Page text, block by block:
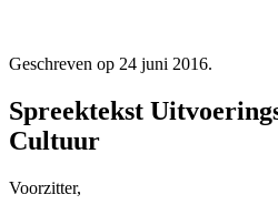
Geschreven op 24 juni 2016.
Spreektekst
Cultuur
Voorzitter,